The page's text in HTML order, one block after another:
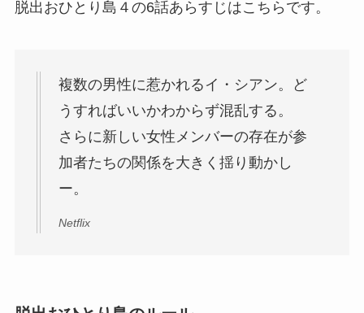
脱出おひとり島４の6話あらすじはこちらです。
複数の男性に惹かれるイ・シアン。ど
うすればいいかわからず混乱する。
さらに新しい女性メンバーの存在が参
加者たちの関係を大きく揺り動かし
ー。
Netflix